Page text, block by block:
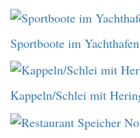
Sportboote im
Kappeln/Schlei mit